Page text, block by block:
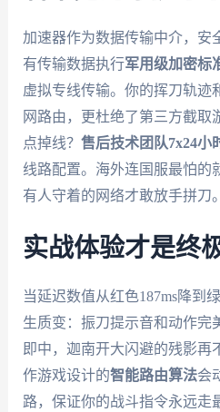
加速器作为数据传输中介，安
有传输数据执行军用级加密标
虚拟专线传输。你的挥刀轨迹
网路由，更杜绝了第三方截取
点掉线？ 售后技术团队7x24小
线路配置。海外连国服最怕
有人守着的网络才敢放手拼刀。
实战体验才是终
当延迟数值从红色187ms降到
生质变：振刀提示音和动作完
即中，迦南开大闪避的残影再
作游戏设计的智能路由算法会
路，保证你的战斗指令永远走